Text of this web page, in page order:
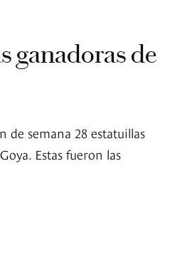
ganadoras de
de semana 28 estatuillas
Estas fueron las